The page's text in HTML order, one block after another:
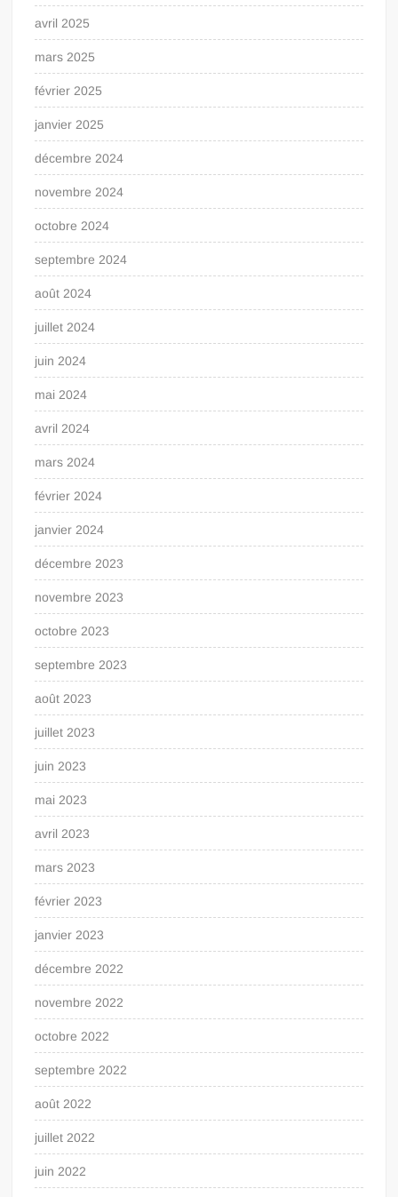
avril 2025
mars 2025
février 2025
janvier 2025
décembre 2024
novembre 2024
octobre 2024
septembre 2024
août 2024
juillet 2024
juin 2024
mai 2024
avril 2024
mars 2024
février 2024
janvier 2024
décembre 2023
novembre 2023
octobre 2023
septembre 2023
août 2023
juillet 2023
juin 2023
mai 2023
avril 2023
mars 2023
février 2023
janvier 2023
décembre 2022
novembre 2022
octobre 2022
septembre 2022
août 2022
juillet 2022
juin 2022